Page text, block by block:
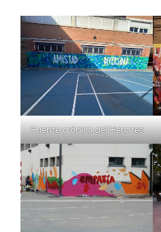
Fuente crónica del Henares